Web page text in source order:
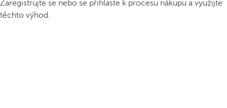
Zaregistrujte se nebo se přihlaste k procesu nákupu a využijte
těchto výhod.